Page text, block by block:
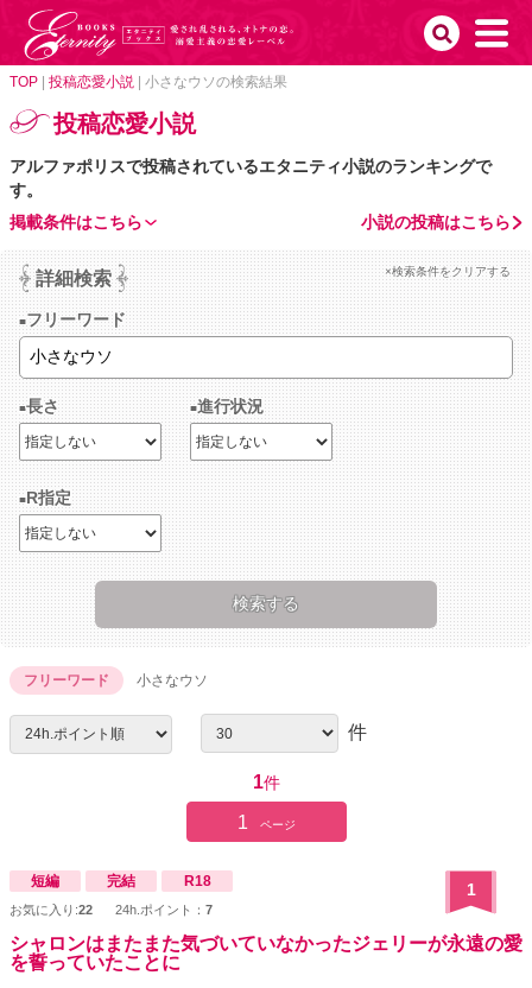
TOP 投稿恋愛小説 小さなウソの検索結果
投稿恋愛小説
アルファポリスで投稿されているエタニティ小説のランキングで
す。
小説の投稿はこちら
掲載条件はこちら
詳細検索 ×検索条件をクリアする
フリーワード
長さ 進行状況
R指定
フリーワード 小さなウソ
件
1件
1 ページ
短編 完結 R18
お気に入り:22 24h.ポイント： 7
1
シャロンはまたまた気づいていなかったジェリーが永遠の愛
を誓っていたことに